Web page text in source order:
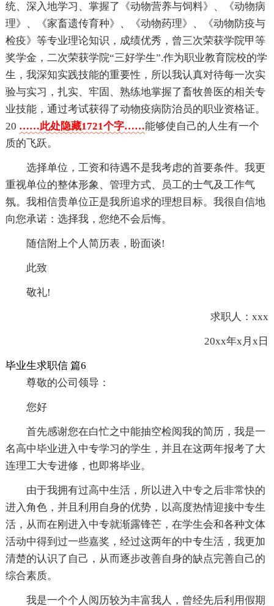
统、深入地学习、掌握了《动物营养与饲料》、《动物病
理》、《家畜遗传育种》、《动物药理》、《动物防疫与
检疫》等专业理论知识，成绩优秀，曾三次荣获学院甲等
奖学金，二次荣获学院“三好学生”.作为职业教育院校的学
生，我深知实践技能的重要性，所以我认真对待每一次实
验与实习，扎实、牢固、熟练地掌握了畜牧兽医的相关专
业技能，通过考试获得了动物疫病防治员的职业资格证。
20 ……此处隐藏1721个字……能够使自己的人生有一个
质的飞跃。
选择单位，工资和待遇不是我考虑的首要条件。我更
重视单位的整体形象、管理方式、员工的士气及工作气
氛。我相信贵单位正是我所追求的理想目标。我很自信地
向您承诺：选择我，您绝不会后悔。
随信附上个人简历表，盼面谈!
此致
敬礼!
求职人：xxx
20xx年x月x日
毕业生求职信 篇6
尊敬的公司领导：
您好
首先感谢您在白忙之中能抽空检阅我的简历，我是一
名高中毕业进入中专学习的学生，并且在这两年报考了大
连理工大专进修，也即将毕业。
由于我拥有过高中生活，所以进入中专之后非常快的
进入角色，并且利用自身的优势，以高度热情迎接中专生
活，从而在刚进入中专就渐露锋芒，在学生会和各种文体
活动中得到过一些嘉奖，经过这两年的中专生活，我更加
清楚的认识了自己，从而逐步改善自身的缺点完善自己的
综合素质。
我是一个个人阅历较为丰富我人，曾经先后利用假期